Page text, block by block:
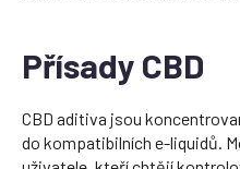
Přísady CBD
CBD aditiva jsou
do kompatibilních e-liquidů.